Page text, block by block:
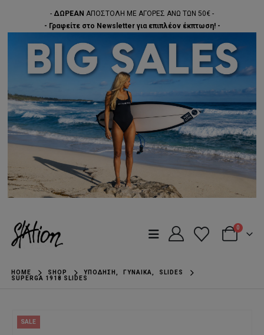
- ΔΩΡΕΑΝ ΑΠΟΣΤΟΛΗ ΜΕ ΑΓΟΡΕΣ ΑΝΩ ΤΩΝ 50€ -
- Γραφείτε στο Newsletter για επιπλέον έκπτωση! -
0
HOME SHOP ΥΠΌΔΗΣΗ, ΓΥΝΑΊΚΑ,
SLIDES
SUPERGA 1918 SLIDES
SALE